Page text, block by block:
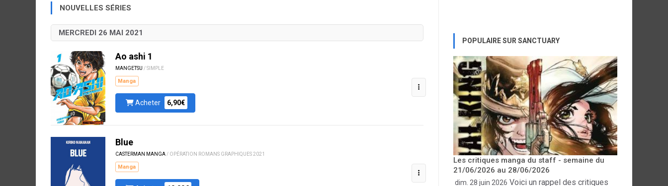
NOUVELLES SÉRIES
MERCREDI 26 MAI 2021
Ao ashi 1
MANGETSU / SIMPLE
Manga
Acheter 6,90€
Blue
CASTERMAN MANGA / OPÉRATION ROMANS GRAPHIQUES 2021
Manga
POPULAIRE SUR SANCTUARY
Les critiques manga du staff - semaine du
21/06/2026 au 28/06/2026
dim. 28 juin 2026 Voici un rappel des critiques